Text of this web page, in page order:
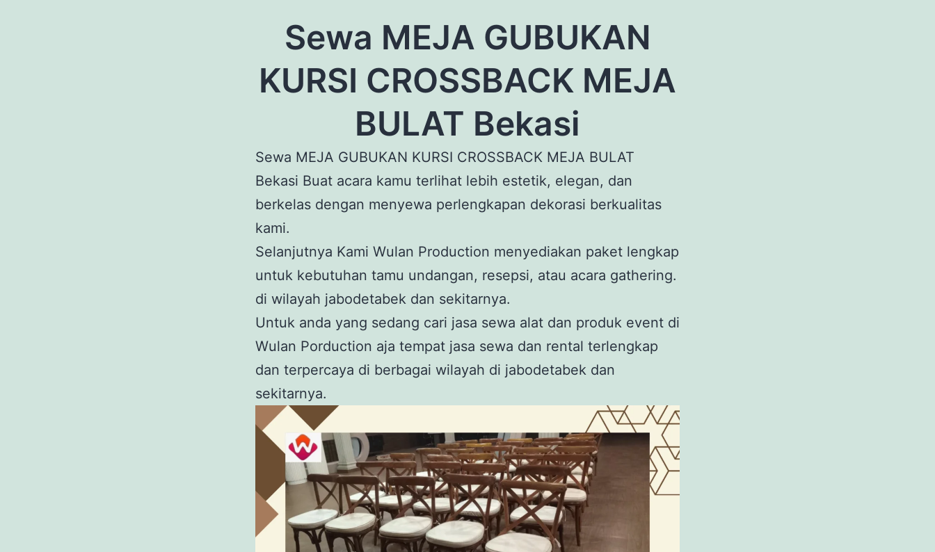
Sewa MEJA GUBUKAN
KURSI CROSSBACK MEJA
BULAT Bekasi
Sewa MEJA GUBUKAN KURSI CROSSBACK MEJA BULAT
Bekasi Buat acara kamu terlihat lebih estetik, elegan, dan
berkelas dengan menyewa perlengkapan dekorasi berkualitas
kami.
Selanjutnya Kami Wulan Production menyediakan paket lengkap
untuk kebutuhan tamu undangan, resepsi, atau acara gathering.
di wilayah jabodetabek dan sekitarnya.
Untuk anda yang sedang cari jasa sewa alat dan produk event di
Wulan Porduction aja tempat jasa sewa dan rental terlengkap
dan terpercaya di berbagai wilayah di jabodetabek dan
sekitarnya.